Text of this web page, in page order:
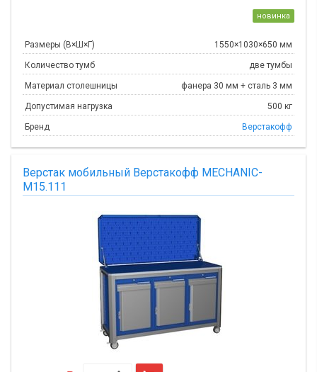
новинка
Размеры (В×Ш×Г) 1550×1030×650 мм
Количество тумб две тумбы
Материал столешницы фанера 30 мм + сталь 3 мм
Допустимая нагрузка 500 кг
Бренд Верстакофф
Верстак мобильный Верстакофф MECHANIC-
М15.111